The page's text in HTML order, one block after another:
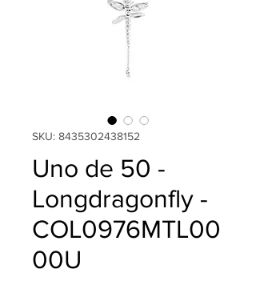
SKU: 8435302438152
Uno de 50 -
Longdragonfly -
COL0976MTL00
00U